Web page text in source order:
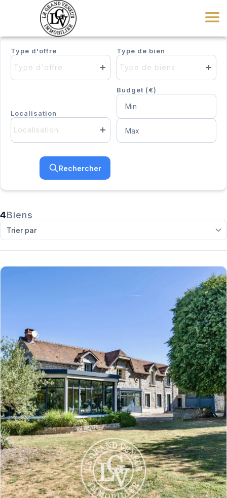
Type d'offre
Type d'offre
Type de bien
Type de biens
Localisation
Localisation
Budget (€)
Rechercher
4Biens